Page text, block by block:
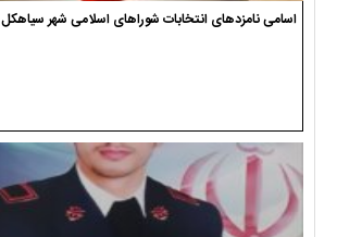
اسامی نامزدهای انتخابات شوراهای اسلامی شهر سیاهکل